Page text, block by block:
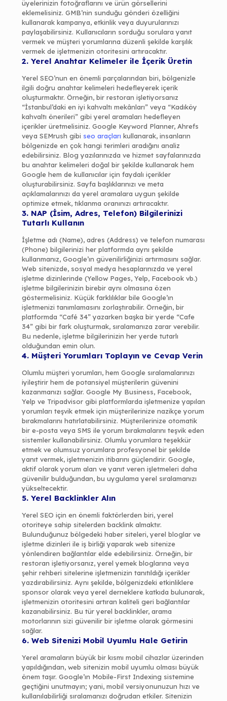
üyelerinizin fotoğraflarını ve ürün görsellerini
eklemelisiniz. GMB’nin sunduğu gönderi özelliğini
kullanarak kampanya, etkinlik veya duyurularınızı
paylaşabilirsiniz. Kullanıcıların sorduğu sorulara yanıt
vermek ve müşteri yorumlarına düzenli şekilde karşılık
vermek de işletmenizin otoritesini artıracaktır.
2. Yerel Anahtar Kelimeler ile İçerik Üretin
Yerel SEO’nun en önemli parçalarından biri, bölgenizle
ilgili doğru anahtar kelimeleri hedefleyerek içerik
oluşturmaktır. Örneğin, bir restoran işletiyorsanız
“İstanbul’daki en iyi kahvaltı mekânları” veya “Kadıköy
kahvaltı önerileri” gibi yerel aramaları hedefleyen
içerikler üretmelisiniz. Google Keyword Planner, Ahrefs
veya SEMrush gibi seo araçları kullanarak, insanların
bölgenizde en çok hangi terimleri aradığını analiz
edebilirsiniz. Blog yazılarınızda ve hizmet sayfalarınızda
bu anahtar kelimeleri doğal bir şekilde kullanarak hem
Google hem de kullanıcılar için faydalı içerikler
oluşturabilirsiniz. Sayfa başlıklarınızı ve meta
açıklamalarınızı da yerel aramalara uygun şekilde
optimize etmek, tıklanma oranınızı artıracaktır.
3. NAP (İsim, Adres, Telefon) Bilgilerinizi
Tutarlı Kullanın
İşletme adı (Name), adres (Address) ve telefon numarası
(Phone) bilgilerinizi her platformda aynı şekilde
kullanmanız, Google’ın güvenilirliğinizi artırmasını sağlar.
Web sitenizde, sosyal medya hesaplarınızda ve yerel
işletme dizinlerinde (Yellow Pages, Yelp, Facebook vb.)
işletme bilgilerinizin birebir aynı olmasına özen
göstermelisiniz. Küçük farklılıklar bile Google’ın
işletmenizi tanımlamasını zorlaştırabilir. Örneğin, bir
platformda “Café 34” yazarken başka bir yerde “Cafe
34” gibi bir fark oluşturmak, sıralamanıza zarar verebilir.
Bu nedenle, işletme bilgilerinizin her yerde tutarlı
olduğundan emin olun.
4. Müşteri Yorumları Toplayın ve Cevap Verin
Olumlu müşteri yorumları, hem Google sıralamalarınızı
iyileştirir hem de potansiyel müşterilerin güvenini
kazanmanızı sağlar. Google My Business, Facebook,
Yelp ve Tripadvisor gibi platformlarda işletmenize yapılan
yorumları teşvik etmek için müşterilerinize nazikçe yorum
bırakmalarını hatırlatabilirsiniz. Müşterilerinize otomatik
bir e-posta veya SMS ile yorum bırakmalarını teşvik eden
sistemler kullanabilirsiniz. Olumlu yorumlara teşekkür
etmek ve olumsuz yorumlara profesyonel bir şekilde
yanıt vermek, işletmenizin itibarını güçlendirir. Google,
aktif olarak yorum alan ve yanıt veren işletmeleri daha
güvenilir bulduğundan, bu uygulama yerel sıralamanızı
yükseltecektir.
5. Yerel Backlinkler Alın
Yerel SEO için en önemli faktörlerden biri, yerel
otoriteye sahip sitelerden backlink almaktır.
Bulunduğunuz bölgedeki haber siteleri, yerel bloglar ve
işletme dizinleri ile iş birliği yaparak web sitenize
yönlendiren bağlantılar elde edebilirsiniz. Örneğin, bir
restoran işletiyorsanız, yerel yemek bloglarına veya
şehir rehberi sitelerine işletmenizin tanıtıldığı içerikler
yazdırabilirsiniz. Aynı şekilde, bölgenizdeki etkinliklere
sponsor olarak veya yerel derneklere katkıda bulunarak,
işletmenizin otoritesini artıran kaliteli geri bağlantılar
kazanabilirsiniz. Bu tür yerel backlinkler, arama
motorlarının sizi güvenilir bir işletme olarak görmesini
sağlar.
6. Web Sitenizi Mobil Uyumlu Hale Getirin
Yerel aramaların büyük bir kısmı mobil cihazlar üzerinden
yapıldığından, web sitenizin mobil uyumlu olması büyük
önem taşır. Google’ın Mobile-First Indexing sistemine
geçtiğini unutmayın; yani, mobil versiyonunuzun hızı ve
kullanılabilirliği sıralamanızı doğrudan etkiler. Sitenizin